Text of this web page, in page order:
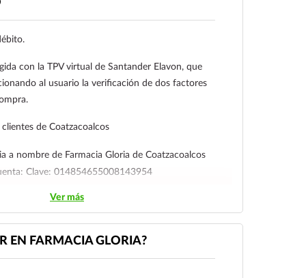
con la TPV virtual de Santander Elavon, que
al usuario la verificación de dos factores
de Coatzacoalcos
a nombre de Farmacia Gloria de Coatzacoalcos
Clave: 014854655008143954
cliente deberá enviar su comprobante de pago a al
ecommerce@farmaciagloria.mxo a nuestro
Ver más
EN FARMACIA GLORIA?